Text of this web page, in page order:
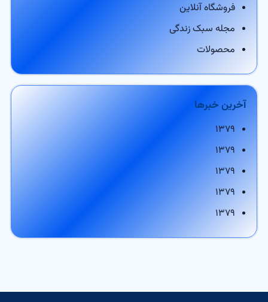
فروشگاه آنلاین
مجله سبک زندگی
محصولات
آخرین خبرها
۱۳۷۹
۱۳۷۹
۱۳۷۹
۱۳۷۹
۱۳۷۹